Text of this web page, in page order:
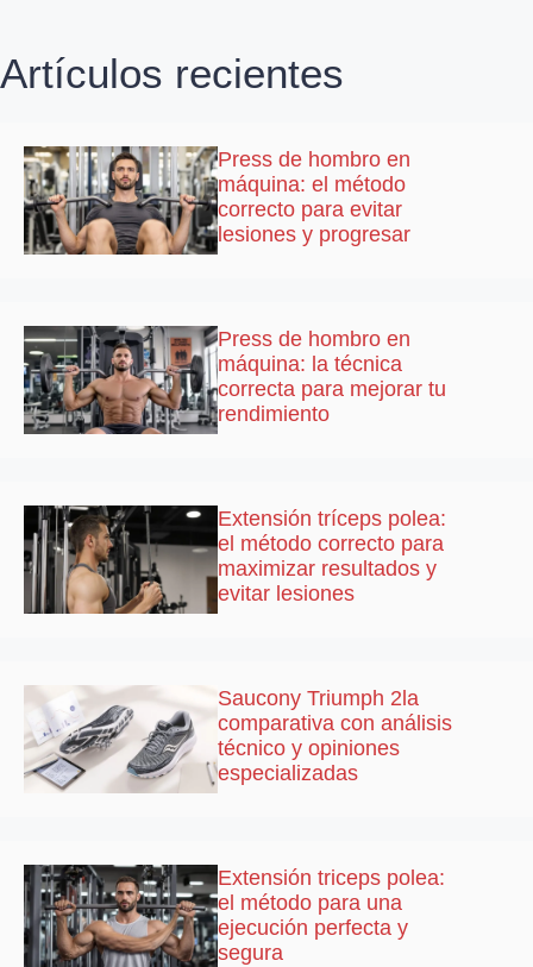
Artículos recientes
Press de hombro en
máquina: el método
correcto para evitar
lesiones y progresar
Press de hombro en
máquina: la técnica
correcta para mejorar tu
rendimiento
Extensión tríceps polea:
el método correcto para
maximizar resultados y
evitar lesiones
Saucony Triumph 2la
comparativa con análisis
técnico y opiniones
especializadas
Extensión triceps polea:
el método para una
ejecución perfecta y
segura